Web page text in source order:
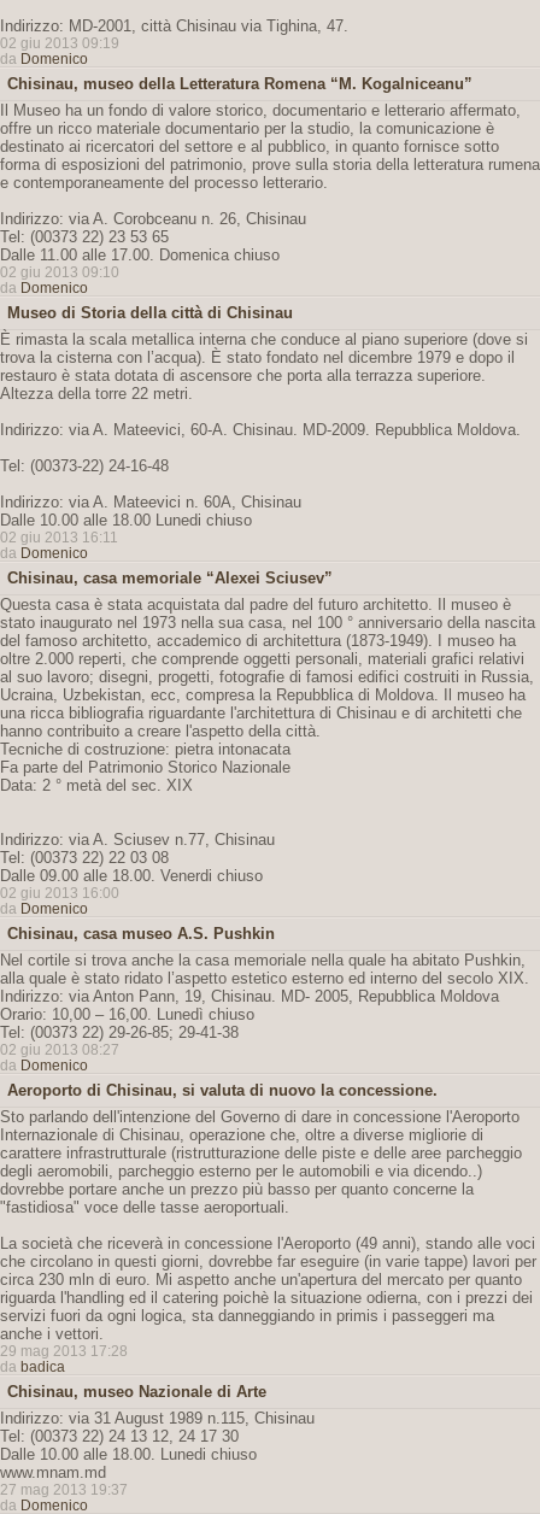
Indirizzo: MD-2001, città Chisinau via Tighina, 47.
02 giu 2013 09:19
da Domenico
Chisinau, museo della Letteratura Romena “M. Kogalniceanu”
Il Museo ha un fondo di valore storico, documentario e letterario affermato,
offre un ricco materiale documentario per la studio, la comunicazione è
destinato ai ricercatori del settore e al pubblico, in quanto fornisce sotto
forma di esposizioni del patrimonio, prove sulla storia della letteratura rumena
e contemporaneamente del processo letterario.
Indirizzo: via A. Corobceanu n. 26, Chisinau
Tel: (00373 22) 23 53 65
Dalle 11.00 alle 17.00. Domenica chiuso
02 giu 2013 09:10
da Domenico
Museo di Storia della città di Chisinau
È rimasta la scala metallica interna che conduce al piano superiore (dove si
trova la cisterna con l’acqua). È stato fondato nel dicembre 1979 e dopo il
restauro è stata dotata di ascensore che porta alla terrazza superiore.
Altezza della torre 22 metri.
Indirizzo: via A. Mateevici, 60-A. Chisinau. MD-2009. Repubblica Moldova.
Tel: (00373-22) 24-16-48
Indirizzo: via A. Mateevici n. 60A, Chisinau
Dalle 10.00 alle 18.00 Lunedi chiuso
02 giu 2013 16:11
da Domenico
Chisinau, casa memoriale “Alexei Sciusev”
Questa casa è stata acquistata dal padre del futuro architetto. Il museo è
stato inaugurato nel 1973 nella sua casa, nel 100 ° anniversario della nascita
del famoso architetto, accademico di architettura (1873-1949). I museo ha
oltre 2.000 reperti, che comprende oggetti personali, materiali grafici relativi
al suo lavoro; disegni, progetti, fotografie di famosi edifici costruiti in Russia,
Ucraina, Uzbekistan, ecc, compresa la Repubblica di Moldova. Il museo ha
una ricca bibliografia riguardante l'architettura di Chisinau e di architetti che
hanno contribuito a creare l'aspetto della città.
Tecniche di costruzione: pietra intonacata
Fa parte del Patrimonio Storico Nazionale
Data: 2 ° metà del sec. XIX
Indirizzo: via A. Sciusev n.77, Chisinau
Tel: (00373 22) 22 03 08
Dalle 09.00 alle 18.00. Venerdi chiuso
02 giu 2013 16:00
da Domenico
Chisinau, casa museo A.S. Pushkin
Nel cortile si trova anche la casa memoriale nella quale ha abitato Pushkin,
alla quale è stato ridato l’aspetto estetico esterno ed interno del secolo XIX.
Indirizzo: via Anton Pann, 19, Chisinau. MD- 2005, Repubblica Moldova
Orario: 10,00 – 16,00. Lunedì chiuso
Tel: (00373 22) 29-26-85; 29-41-38
02 giu 2013 08:27
da Domenico
Aeroporto di Chisinau, si valuta di nuovo la concessione.
Sto parlando dell'intenzione del Governo di dare in concessione l'Aeroporto
Internazionale di Chisinau, operazione che, oltre a diverse migliorie di
carattere infrastrutturale (ristrutturazione delle piste e delle aree parcheggio
degli aeromobili, parcheggio esterno per le automobili e via dicendo..)
dovrebbe portare anche un prezzo più basso per quanto concerne la
"fastidiosa" voce delle tasse aeroportuali.
La società che riceverà in concessione l'Aeroporto (49 anni), stando alle voci
che circolano in questi giorni, dovrebbe far eseguire (in varie tappe) lavori per
circa 230 mln di euro. Mi aspetto anche un'apertura del mercato per quanto
riguarda l'handling ed il catering poichè la situazione odierna, con i prezzi dei
servizi fuori da ogni logica, sta danneggiando in primis i passeggeri ma
anche i vettori.
29 mag 2013 17:28
da badica
Chisinau, museo Nazionale di Arte
Indirizzo: via 31 August 1989 n.115, Chisinau
Tel: (00373 22) 24 13 12, 24 17 30
Dalle 10.00 alle 18.00. Lunedi chiuso
www.mnam.md
27 mag 2013 19:37
da Domenico